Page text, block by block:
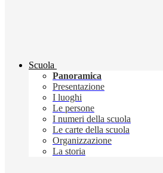
Scuola
Panoramica
Presentazione
I luoghi
Le persone
I numeri della scuola
Le carte della scuola
Organizzazione
La storia